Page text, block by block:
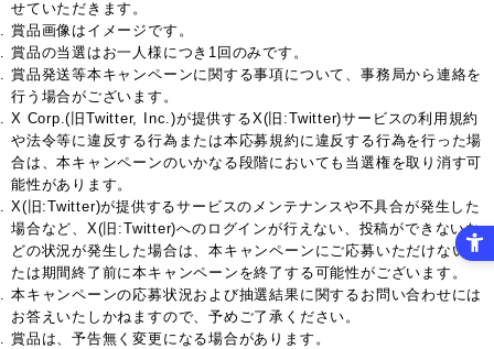
せていただきます。
賞品画像はイメージです。
賞品の当選はお一人様につき1回のみです。
賞品発送等本キャンペーンに関する事項について、事務局から連絡を
行う場合がございます。
X Corp.(旧Twitter, Inc.)が提供するX(旧:Twitter)サービスの利用規約
や法令等に違反する行為または本応募規約に違反する行為を行った場
合は、本キャンペーンのいかなる段階においても当選権を取り消す可
能性があります。
X(旧:Twitter)が提供するサービスのメンテナンスや不具合が発生した
場合など、X(旧:Twitter)へのログインが行えない、投稿ができないな
どの状況が発生した場合は、本キャンペーンにご応募いただけないま
たは期間終了前に本キャンペーンを終了する可能性がございます。
本キャンペーンの応募状況および抽選結果に関するお問い合わせには
お答えいたしかねますので、予めご了承ください。
賞品は、予告無く変更になる場合があります。